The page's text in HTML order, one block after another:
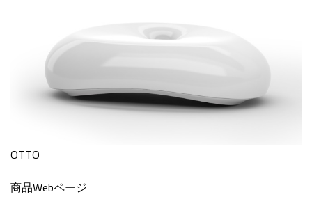
OTTO
商品Webページ